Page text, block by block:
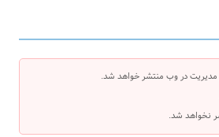
مدیریت در وب منتشر خواهد شد.
نخواهد شد.